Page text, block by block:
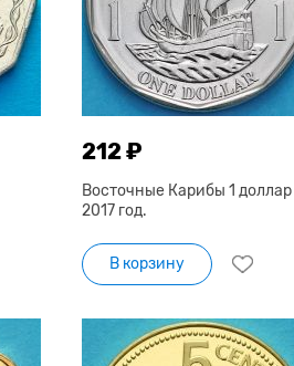
212 ₽
Восточные Карибы 1 доллар
2017 год.
В корзину